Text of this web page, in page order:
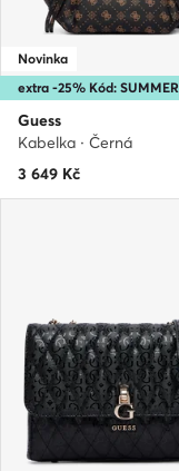
extra -25% Kód: SUMMER
Novinka
Guess
Kabelka · Černá
3 649 Kč